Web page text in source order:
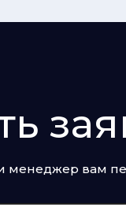
менеджер вам